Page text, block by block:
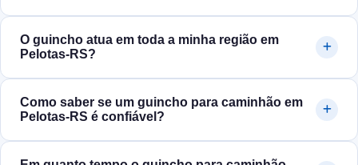
O guincho atua em toda a minha região em
Pelotas‑RS?
Como saber se um guincho para caminhão em
Pelotas‑RS é confiável?